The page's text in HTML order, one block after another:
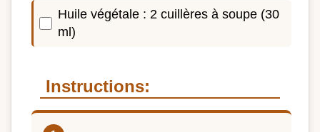
Huile végétale : 2 cuillères à soupe (30
ml)
Instructions: